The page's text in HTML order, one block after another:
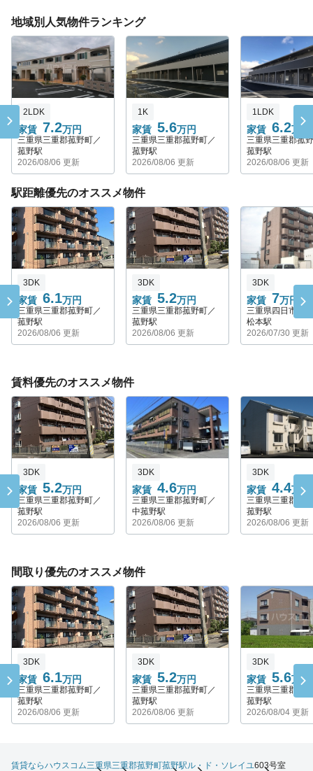
地域別人気物件ランキング
家賃 7.2万円
2LDK
三重県三重郡菰野町／
菰野駅
2026/08/06 更新
家賃 5.6万円
1K
三重県三重郡菰野町／
菰野駅
2026/08/06 更新
家賃 6.2万円
1LDK
三重県三重郡菰
菰野駅
2026/08/06 更新
駅距離優先のオススメ物件
家賃 6.1万円
3DK
三重県三重郡菰野町／
菰野駅
2026/08/06 更新
家賃 5.2万円
3DK
三重県三重郡菰野町／
菰野駅
2026/08/06 更新
家賃 7万円
3DK
三重県四日市市
松本駅
2026/07/30 更新
賃料優先のオススメ物件
家賃 5.2万円
3DK
三重県三重郡菰野町／
菰野駅
2026/08/06 更新
家賃 4.6万円
3DK
三重県三重郡菰野町／
中菰野駅
2026/08/06 更新
家賃 4.4万円
3DK
三重県三重郡菰
菰野駅
2026/08/06 更新
間取り優先のオススメ物件
家賃 6.1万円
3DK
三重県三重郡菰野町／
菰野駅
2026/08/06 更新
家賃 5.2万円
3DK
三重県三重郡菰野町／
菰野駅
2026/08/06 更新
家賃 5.6万円
3DK
三重県三重郡菰
菰野駅
2026/08/04 更新
賃貸ならハウスコム三重県三重郡菰野町菰野駅 ル・ド・ソレイユ 603号室